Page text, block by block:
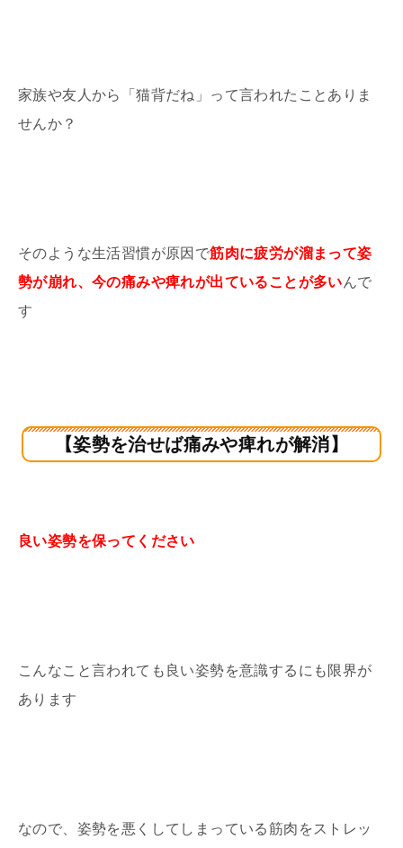
家族や友人から「猫背だね」って言われたことありま
せんか？
そのような生活習慣が原因で筋肉に疲労が溜まって姿
勢が崩れ、今の痛みや痺れが出ていることが多いんで
す
【姿勢を治せば痛みや痺れが解消】
良い姿勢を保ってください
こんなこと言われても良い姿勢を意識するにも限界が
あります
なので、姿勢を悪くしてしまっている筋肉をストレッ